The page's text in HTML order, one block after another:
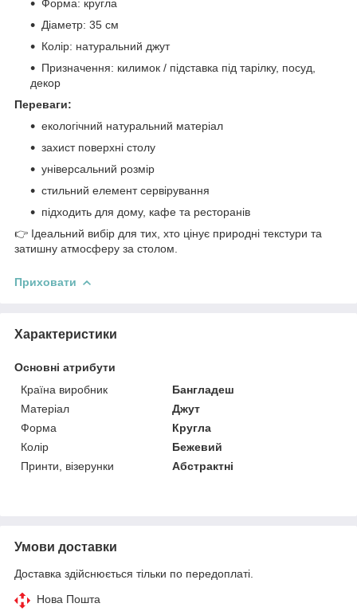
Форма: кругла
Діаметр: 35 см
Колір: натуральний джут
Призначення: килимок / підставка під тарілку, посуд,
декор
Переваги:
екологічний натуральний матеріал
захист поверхні столу
універсальний розмір
стильний елемент сервірування
підходить для дому, кафе та ресторанів
👉 Ідеальний вибір для тих, хто цінує природні текстури та
затишну атмосферу за столом.
Приховати
Характеристики
Основні атрибути
Країна виробник
Бангладеш
Матеріал
Джут
Форма
Кругла
Колір
Бежевий
Принти, візерунки
Абстрактні
Умови доставки
Доставка здійснюється тільки по передоплаті.
Нова Пошта